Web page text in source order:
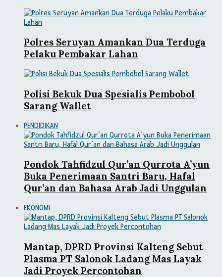
Polres Seruyan Amankan Dua Terduga
Pelaku Pembakar Lahan
Polisi Bekuk Dua Spesialis Pembobol
Sarang Wallet
PENDIDIKAN
Pondok Tahfidzul Qur’an Qurrota A’yun
Buka Penerimaan Santri Baru, Hafal
Qur’an dan Bahasa Arab Jadi Unggulan
EKONOMI
Mantap, DPRD Provinsi Kalteng Sebut
Plasma PT Salonok Ladang Mas Layak
Jadi Proyek Percontohan